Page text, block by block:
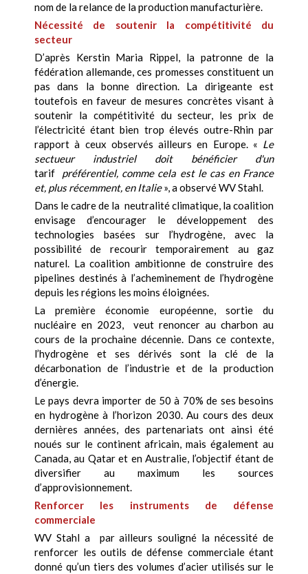
nom de la relance de la production manufacturière.
Nécessité de soutenir la compétitivité du
secteur
D’après Kerstin Maria Rippel, la patronne de la
fédération allemande, ces promesses constituent un
pas dans la bonne direction. La dirigeante est
toutefois en faveur de mesures concrètes visant à
soutenir la compétitivité du secteur, les prix de
l’électricité étant bien trop élevés outre-Rhin par
rapport à ceux observés ailleurs en Europe. « Le
sectueur industriel doit bénéficier d'un
tarif
préférentiel, comme cela est le cas en France
et, plus récemment, en Italie», a observé WV Stahl.
Dans le cadre de la neutralité climatique, la coalition
envisage d’encourager le développement des
technologies basées sur l’hydrogène, avec la
possibilité de recourir temporairement au gaz
naturel. La coalition ambitionne de construire des
pipelines destinés à l’acheminement de l’hydrogène
depuis les régions les moins éloignées.
La première économie européenne, sortie du
nucléaire en 2023, veut renoncer au charbon au
cours de la prochaine décennie. Dans ce contexte,
l’hydrogène et ses dérivés sont la clé de la
décarbonation de l’industrie et de la production
d’énergie.
Le pays devra importer de 50 à 70% de ses besoins
en hydrogène à l’horizon 2030. Au cours des deux
dernières années, des partenariats ont ainsi été
noués sur le continent africain, mais également au
Canada, au Qatar et en Australie, l’objectif étant de
diversifier au maximum les sources
d’approvisionnement.
Renforcer les instruments de défense
commerciale
WV Stahl a par ailleurs souligné la nécessité de
renforcer les outils de défense commerciale étant
donné qu’un tiers des volumes d’acier utilisés sur le